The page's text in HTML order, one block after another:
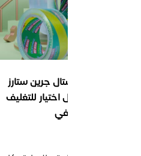
سلوتيب
لاصق شفاف
المكتبي